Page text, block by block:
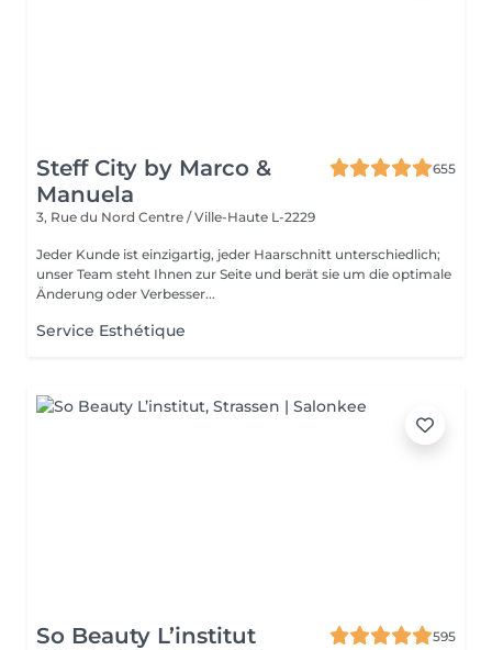
Steff City by Marco &
Manuela
655
3, Rue du Nord Centre / Ville-Haute L-2229
Jeder Kunde ist einzigartig, jeder Haarschnitt unterschiedlich;
unser Team steht Ihnen zur Seite und berät sie um die optimale
Änderung oder Verbesser...
Service Esthétique
So Beauty L’institut
595